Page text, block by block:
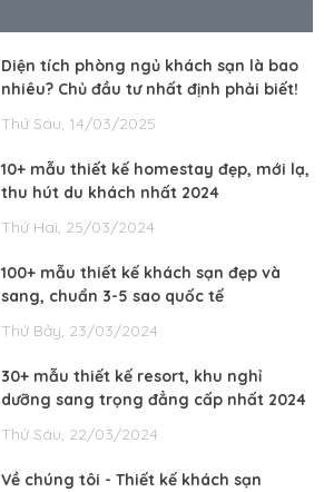
Diện tích phòng ngủ khách sạn là bao
nhiêu? Chủ đầu tư nhất định phải biết!
Thứ Sáu, 14/03/2025
10+ mẫu thiết kế homestay đẹp, mới lạ,
thu hút du khách nhất 2024
Thứ Hai, 25/03/2024
100+ mẫu thiết kế khách sạn đẹp và
sang, chuẩn 3-5 sao quốc tế
Thứ Bảy, 23/03/2024
30+ mẫu thiết kế resort, khu nghỉ
dưỡng sang trọng đẳng cấp nhất 2024
Thứ Sáu, 22/03/2024
Về chúng tôi - Thiết kế khách sạn